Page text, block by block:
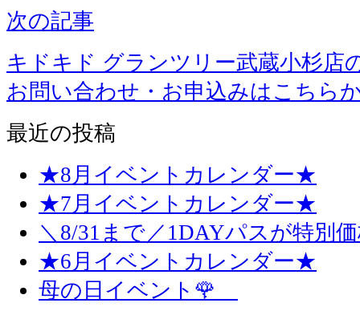
次の記事
キドキド グランツリー武蔵小杉店
お問い合わせ・お申込みはこちら
最近の投稿
★8月イベントカレンダー★
★7月イベントカレンダー★
＼8/31まで／1DAYパスが特別
★6月イベントカレンダー★
母の日イベント🌹